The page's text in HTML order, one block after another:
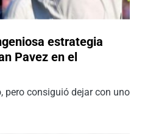
estrategia
Pavez en el
pero consiguió dejar con uno